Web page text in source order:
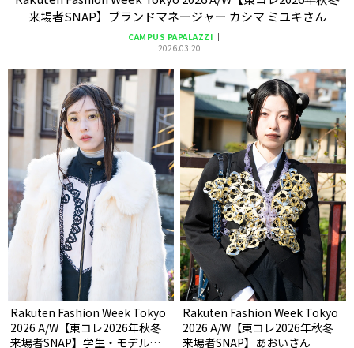
来場者SNAP】ブランドマネージャー カシマ ミユキさん
CAMPUS PAPALAZZI
2026.03.20
Rakuten Fashion Week Tokyo
2026 A/W【東コレ2026年秋冬
来場者SNAP】学生・モデル
Rakuten Fashion Week Tokyo
2026 A/W【東コレ2026年秋冬
来場者SNAP】あおいさん